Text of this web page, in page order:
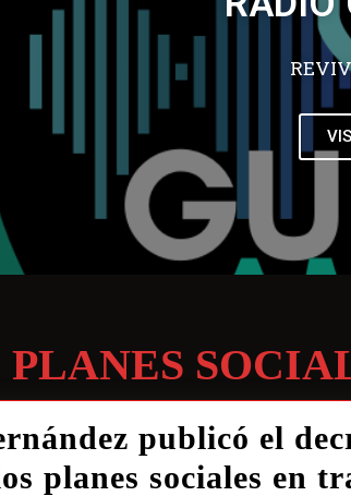
PLANES
publicó el
planes sociales en